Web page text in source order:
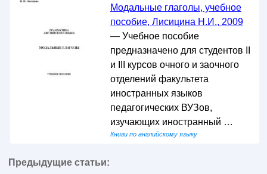
Модальные глаголы, учебное
пособие, Лисицина Н.И., 2009
— Учебное пособие
предназначено для студентов II
и III курсов очного и заочного
отделений факультета
иностранных языков
педагогических ВУЗов,
изучающих иностранный …
Книги по английскому языку
Предыдущие статьи: